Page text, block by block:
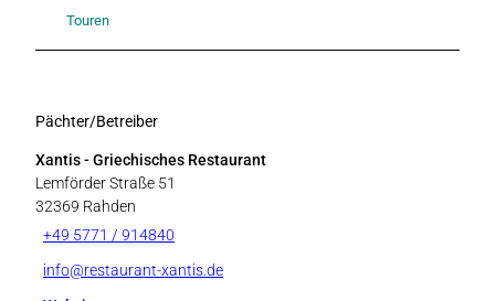
Touren
Pächter/Betreiber
Xantis - Griechisches Restaurant
Lemförder Straße 51
32369 Rahden
+49 5771 / 914840
info@restaurant-xantis.de